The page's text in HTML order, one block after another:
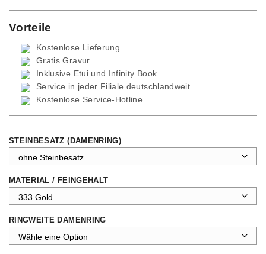
Vorteile
Kostenlose Lieferung
Gratis Gravur
Inklusive Etui und Infinity Book
Service in jeder Filiale deutschlandweit
Kostenlose Service-Hotline
STEINBESATZ (DAMENRING)
MATERIAL / FEINGEHALT
RINGWEITE DAMENRING